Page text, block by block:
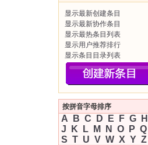
显示最新创建条目
显示最新协作条目
显示最热条目列表
显示用户推荐排行
显示条目目录列表
按拼音字母排序
A B C D E F G H
J
K L M N O P Q
S T U V W X Y Z